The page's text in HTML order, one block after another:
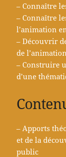
– Connaître
– Connaître
l’animation
– Découvrir
de
– Construire
d’une
– Apports
et de la
public